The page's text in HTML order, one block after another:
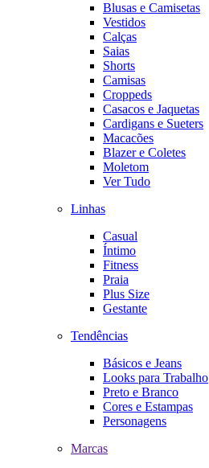
Blusas e Camisetas
Vestidos
Calças
Saias
Shorts
Camisas
Croppeds
Casacos e Jaquetas
Cardigans e Sueters
Macacões
Blazer e Coletes
Moletom
Ver Tudo
Linhas
Casual
Íntimo
Fitness
Praia
Plus Size
Gestante
Tendências
Básicos e Jeans
Looks para Trabalho
Preto e Branco
Cores e Estampas
Personagens
Marcas